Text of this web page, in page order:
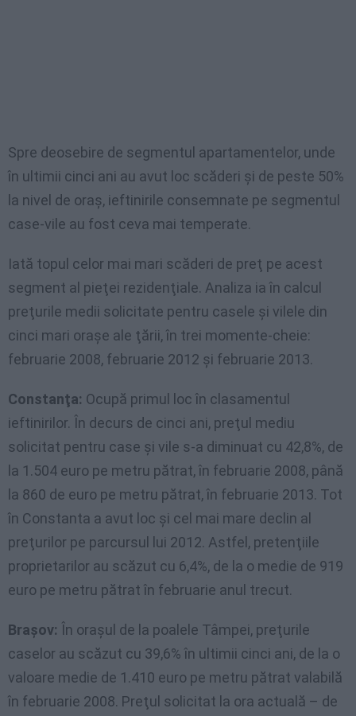
Spre deosebire de segmentul apartamentelor, unde
în ultimii cinci ani au avut loc scăderi şi de peste 50%
la nivel de oraş, ieftinirile consemnate pe segmentul
case-vile au fost ceva mai temperate.
Iată topul celor mai mari scăderi de preţ pe acest
segment al pieţei rezidenţiale. Analiza ia în calcul
preţurile medii solicitate pentru casele şi vilele din
cinci mari oraşe ale ţării, în trei momente-cheie:
februarie 2008, februarie 2012 şi februarie 2013.
Constanţa: Ocupă primul loc în clasamentul
ieftinirilor. În decurs de cinci ani, preţul mediu
solicitat pentru case şi vile s-a diminuat cu 42,8%, de
la 1.504 euro pe metru pătrat, în februarie 2008, până
la 860 de euro pe metru pătrat, în februarie 2013. Tot
în Constanta a avut loc şi cel mai mare declin al
preţurilor pe parcursul lui 2012. Astfel, pretenţiile
proprietarilor au scăzut cu 6,4%, de la o medie de 919
euro pe metru pătrat în februarie anul trecut.
Braşov: În oraşul de la poalele Tâmpei, preţurile
caselor au scăzut cu 39,6% în ultimii cinci ani, de la o
valoare medie de 1.410 euro pe metru pătrat valabilă
în februarie 2008. Preţul solicitat la ora actuală – de